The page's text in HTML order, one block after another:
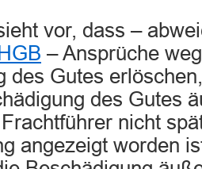
vor, dass –
– Ansprüche
des Gutes
des Gutes
nicht
angezeigt worden